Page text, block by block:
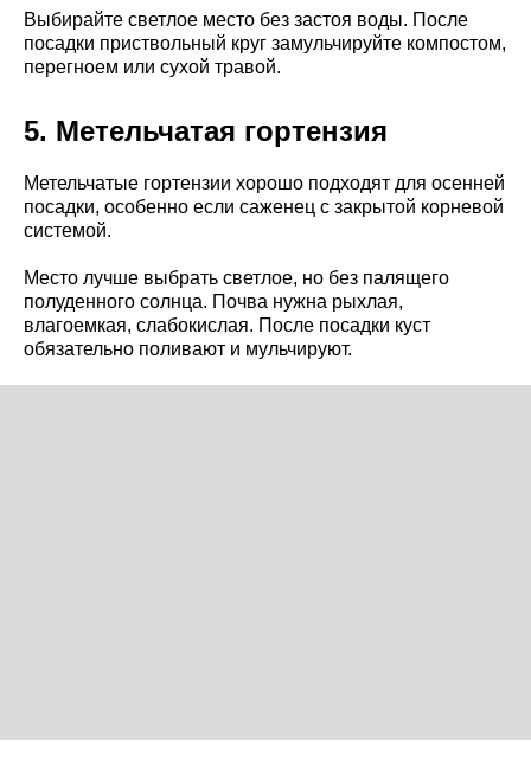
Выбирайте светлое место без застоя воды. После
посадки приствольный круг замульчируйте компостом,
перегноем или сухой травой.
5. Метельчатая гортензия
Метельчатые гортензии хорошо подходят для осенней
посадки, особенно если саженец с закрытой корневой
системой.
Место лучше выбрать светлое, но без палящего
полуденного солнца. Почва нужна рыхлая,
влагоемкая, слабокислая. После посадки куст
обязательно поливают и мульчируют.